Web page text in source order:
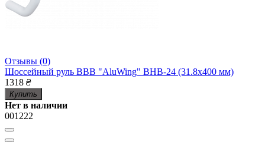
Отзывы (0)
Шоссейный руль BBB "AluWing" BHB-24 (31.8х400 мм)
1318 ₴
Купить
Нет в наличии
001222